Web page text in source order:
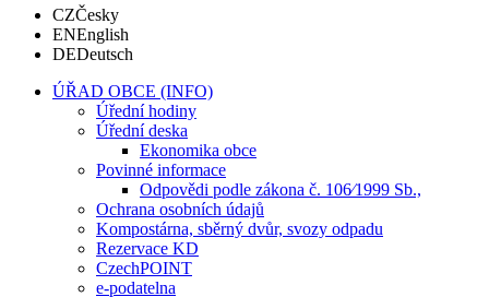
CZČesky
ENEnglish
DEDeutsch
ÚŘAD OBCE (INFO)
Úřední hodiny
Úřední deska
Ekonomika obce
Povinné informace
Odpovědi podle zákona č. 106⁄1999 Sb.,
Ochrana osobních údajů
Kompostárna, sběrný dvůr, svozy odpadu
Rezervace KD
CzechPOINT
e-podatelna